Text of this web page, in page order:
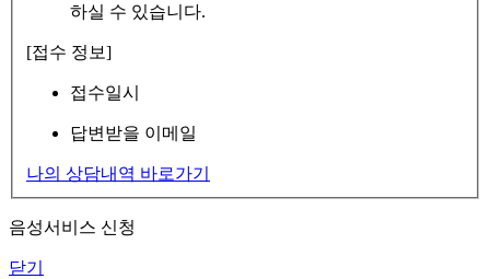
하실 수 있습니다.
[접수 정보]
접수일시
답변받을 이메일
나의 상담내역 바로가기
음성서비스 신청
닫기